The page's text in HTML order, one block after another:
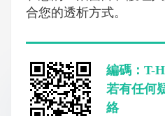
合您的透析方式。
編碼：T-
若有任何
絡